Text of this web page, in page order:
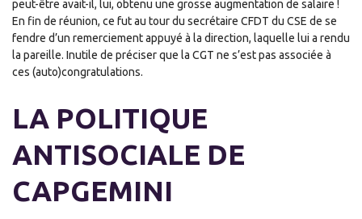
peut-être avait-il, lui, obtenu une grosse augmentation de salaire !
En fin de réunion, ce fut au tour du secrétaire CFDT du CSE de se
fendre d’un remerciement appuyé à la direction, laquelle lui a rendu
la pareille. Inutile de préciser que la CGT ne s’est pas associée à
ces (auto)congratulations.
LA POLITIQUE
ANTISOCIALE DE
CAPGEMINI